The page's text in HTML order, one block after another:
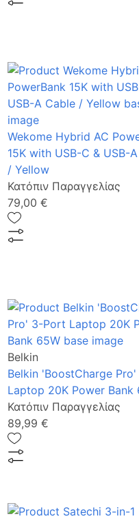
Wekome Hybrid AC
15K with USB-C & USB-
/ Yellow
Κατόπιν Παραγγελίας
79,00 €
Belkin
Belkin 'BoostCharge
Laptop 20K Power Bank
Κατόπιν Παραγγελίας
89,99 €